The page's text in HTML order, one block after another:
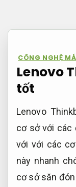
dungCÔNG NGHỆ
Lenovo
tốt
Lenovo
cơ sở với các
với với các
này nhanh
cơ sở săn